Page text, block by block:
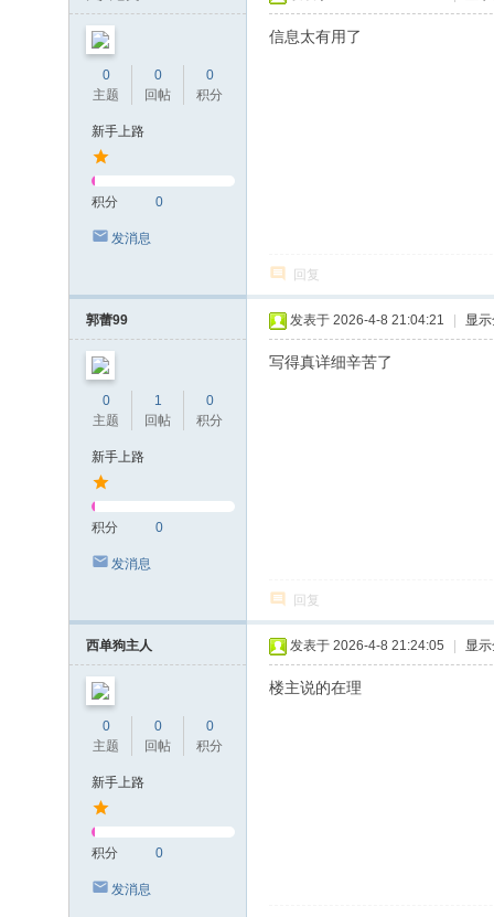
0
主题
0
回帖
0
积分
新手上路
积分 0
发消息
信息太有用了
回复
郭蕾99
0
主题
1
回帖
0
积分
新手上路
积分 0
发消息
发表于 2026-4-8 21:04:21 显
写得真详细辛苦了
回复
西单狗主人
0
主题
0
回帖
0
积分
新手上路
积分 0
发消息
发表于 2026-4-8 21:24:05 显
楼主说的在理